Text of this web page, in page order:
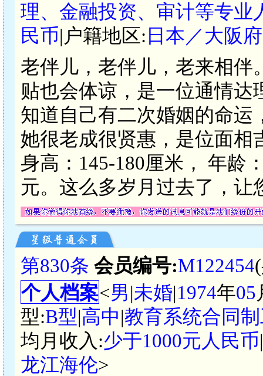
理、金融投资、审计等专业
民币|户籍地区: 日本／大阪府
老伴儿，老伴儿，老来相伴
贴也会体谅，是一位通情
知道自己有二次婚姻的命运
她很老成很贤惠，是位面相
身高：145-180厘米， 年龄
元。这么多岁月过去了，让
第830条 会员编号:M122454
个人档案<男|未婚|1974年05
型:B型|高中|教育系统合同
均月收入:少于1000元人民币
龙江海伦>